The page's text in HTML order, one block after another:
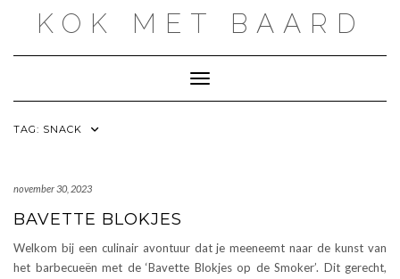
KOK MET BAARD
Toggle navigatie
TAG: SNACK
november 30, 2023
BAVETTE BLOKJES
Welkom bij een culinair avontuur dat je meeneemt naar de kunst van
het barbecueën met de ‘Bavette Blokjes op de Smoker’. Dit gerecht,